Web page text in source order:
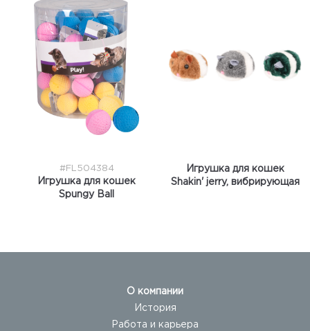
#FL504384
Игрушка для кошек
Spungy Ball
Игрушка для кошек
Shakin' jerry, вибрирующая
О компании
История
Работа и карьера